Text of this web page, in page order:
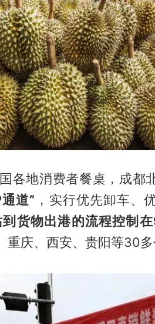
各地消费者餐桌，成都
道” ，实行优先卸车、
货物出港的流程控制
庆、西安、贵阳等30多